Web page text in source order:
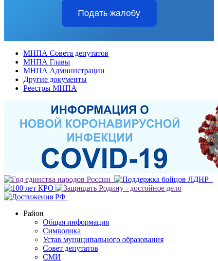
Подать жалобу
МНПА Совета депутатов
МНПА Главы
МНПА Администрации
Другие документы
Реестры МНПА
Район
Общая информация
Символика
Устав муниципального образования
Совет депутатов
СМИ